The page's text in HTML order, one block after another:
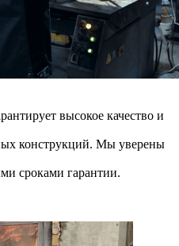
высокое качество и
конструкций. Мы уверены
сроками гарантии.